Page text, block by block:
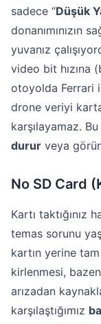
sadece “Düşük
donanımınızın
yuvanız
video bit hızına
otoyolda Ferrari
drone veriyi
karşılayamaz.
durur veya
No SD Card
Kartı taktığınız
temas sorunu
kartın yerine
kirlenmesi,
arızadan
karşılaştığımız